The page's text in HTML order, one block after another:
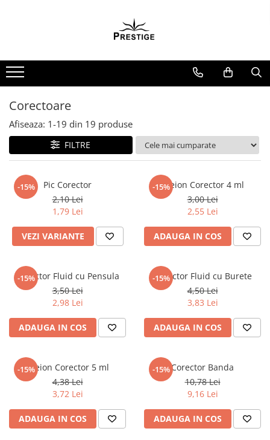
Noutati
Promotii
Spiritualitate - Ezoterism
AngelConnection
Arte Divinatorii
Chiromantie
Dezvoltare Spirituala
Minte Corp
Numerologie
Paranormal
Parapsihologie
Ramtha
ReConnect
ScienceConnection
Corectoare
Afiseaza: 1-19 din 19 produse
FILTRE
-15%
Pic Corector
2,10 Lei
1,79 Lei
VEZI VARIANTE
-15%Creion Corector 4 ml
3,00 Lei
2,55 Lei
ADAUGA IN COS
-15%
Corector Fluid cu Pensula
3,50 Lei
2,98 Lei
ADAUGA IN COS
-15%
Corector Fluid cu Burete
4,50 Lei
3,83 Lei
ADAUGA IN COS
-15%Creion Corector 5 ml
4,38 Lei
3,72 Lei
ADAUGA IN COS
-15%Corector Banda
10,78 Lei
9,16 Lei
ADAUGA IN COS